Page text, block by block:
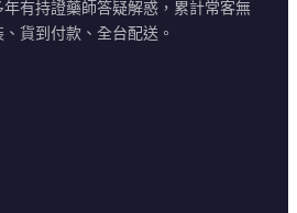
有持證藥師答疑解惑，累計常客無
貨到付款、全台配送。